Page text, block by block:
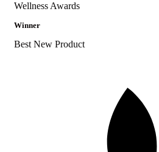
Wellness Awards
Winner
Best New Product